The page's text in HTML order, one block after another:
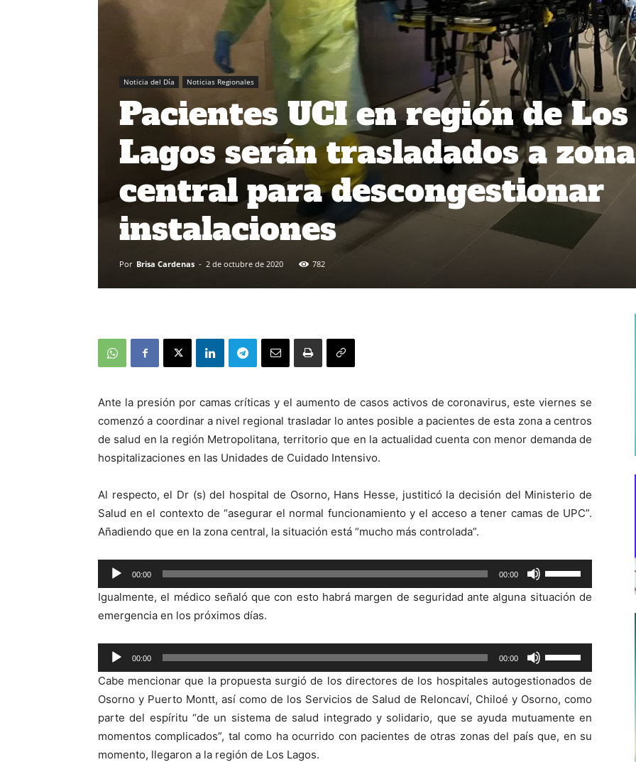
Noticia del Día Noticias Regionales
Pacientes UCI en región de Los
Lagos serán trasladados a zona
central para descongestionar
instalaciones
Por Brisa Cardenas - 2 de octubre de 2020 782
Ante la presión por camas críticas y el aumento de casos activos de coronavirus, este viernes se
comenzó a coordinar a nivel regional trasladar lo antes posible a pacientes de esta zona a centros
de salud en la región Metropolitana, territorio que en la actualidad cuenta con menor demanda de
hospitalizaciones en las Unidades de Cuidado Intensivo.
Al respecto, el Dr (s) del hospital de Osorno, Hans Hesse, justiticó la decisión del Ministerio de
Salud en el contexto de “asegurar el normal funcionamiento y el acceso a tener camas de UPC”.
Añadiendo que en la zona central, la situación está “mucho más controlada”.
Reproductor
de
audio
00:00 00:00
las
teclas
flecha
arriba/abajo
para
aumentar
o
disminuir
Igualmente, el médico señaló que con esto habrá margen de seguridad ante alguna situación de
emergencia en los próximos días.
Reproductor
de
audio
00:00 00:00
las
teclas
de
flecha
arriba/abajo
Cabe mencionar que la propuesta surgió de los directores de los hospitales autogestionados de
Osorno y Puerto Montt, así como de los Servicios de Salud de Reloncaví, Chiloé y Osorno, como
parte del espíritu “de un sistema de salud integrado y solidario, que se ayuda mutuamente en
momentos complicados”, tal como ha ocurrido con pacientes de otras zonas del país que, en su
momento, llegaron a la región de Los Lagos.